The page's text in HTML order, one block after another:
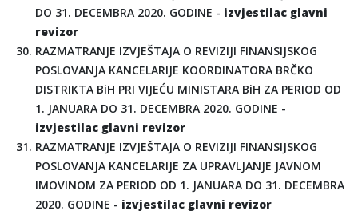
DO 31. DECEMBRA 2020. GODINE - izvjestilac glavni
revizor
RAZMATRANJE IZVJEŠTAJA O REVIZIJI FINANSIJSKOG
POSLOVANJA KANCELARIJE KOORDINATORA BRČKO
DISTRIKTA BiH PRI VIJEĆU MINISTARA BiH ZA PERIOD OD
1. JANUARA DO 31. DECEMBRA 2020. GODINE -
izvjestilac glavni revizor
RAZMATRANJE IZVJEŠTAJA O REVIZIJI FINANSIJSKOG
POSLOVANJA KANCELARIJE ZA UPRAVLJANJE JAVNOM
IMOVINOM ZA PERIOD OD 1. JANUARA DO 31. DECEMBRA
2020. GODINE - izvjestilac glavni revizor